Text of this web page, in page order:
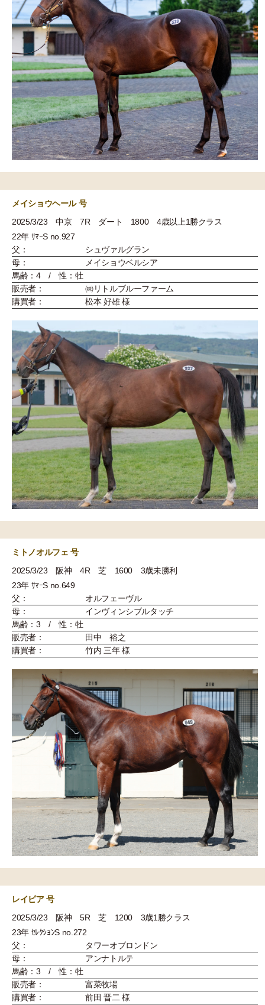
メイショウヘール 号
2025/3/23 中京 7R ダート 1800 4歳以上1勝クラス
22年 ｻﾏｰS no.927
父：
シュヴァルグラン
母：
メイショウベルシア
馬齢：4 / 性：牡
販売者：
㈱リトルブルーファーム
購買者：
松本 好雄 様
ミトノオルフェ 号
2025/3/23 阪神 4R 芝 1600 3歳未勝利
23年 ｻﾏｰS no.649
父：
オルフェーヴル
母：
インヴィンシブルタッチ
馬齢：3 / 性：牡
販売者：
田中 裕之
購買者：
竹内 三年 様
レイピア 号
2025/3/23 阪神 5R 芝 1200 3歳1勝クラス
23年 ｾﾚｸｼｮﾝS no.272
父：
タワーオブロンドン
母：
アンナトルテ
馬齢：3 / 性：牡
販売者：
富菜牧場
購買者：
前田 晋二 様